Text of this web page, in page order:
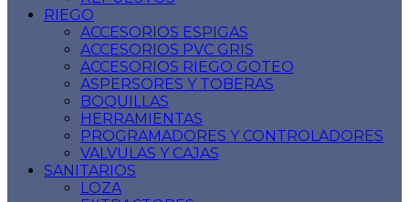
RIEGO
ACCESORIOS ESPIGAS
ACCESORIOS PVC GRIS
ACCESORIOS RIEGO GOTEO
ASPERSORES Y TOBERAS
BOQUILLAS
HERRAMIENTAS
PROGRAMADORES Y CONTROLADORES
VALVULAS Y CAJAS
SANITARIOS
LOZA